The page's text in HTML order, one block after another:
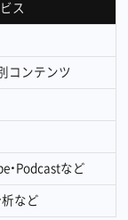
ス
コンテンツ
・Podcastなど
析など